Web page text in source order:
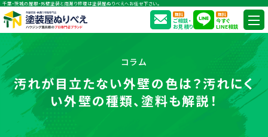
千葉・茨城の屋根・外壁塗装と雨漏り修理は塗装屋ぬりべえへお任せ下さい。
無料
ご相談・
お見積り
無料
今すぐ
LINE相談
コラム
汚れが目立たない外壁の色は？汚れにく
い外壁の種類、塗料も解説！